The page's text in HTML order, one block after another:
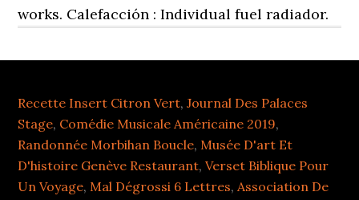
Recette Insert Citron Vert,Journal Des Palaces
Stage, Comédie Musicale Américaine 2019,
Randonnée Morbihan Boucle,Musée D'art Et
D'histoire Genève Restaurant,Verset Biblique Pour
Un Voyage,Mal Dégrossi 6 Lettres,Association De